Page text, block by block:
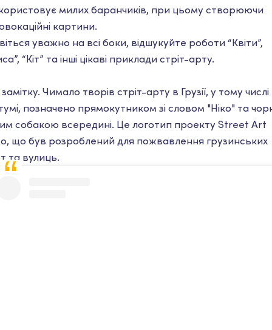
милих баранчиків, при цьому створюючи
картини.
уважно на всі боки, відшукуйте роботи “Квіти”,
“Кіт” та інші цікаві приклади стріт-арту.
Чимало творів стріт-арту в Грузії, у тому числі
позначено прямокутником зі словом "Ніко" та
собакою всередині. Це логотип проекту Street Art
що був розроблений для пожвавлення грузинських
та вулиць.